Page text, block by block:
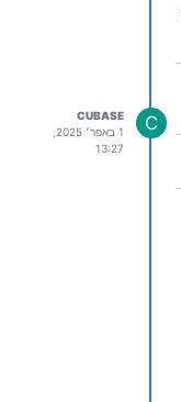
C
CUBASE
13:27